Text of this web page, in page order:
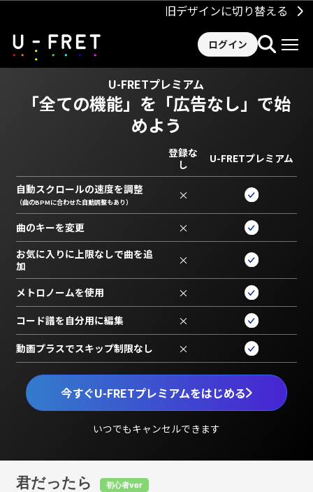
旧デザインに切り替える
ログイン
U-FRETプレミアム
「全ての機能」を 「広告なし」で始
めよう
今すぐU-FRETプレミアムをはじめる
いつでもキャンセルできます
登録な
し
U-FRETプレミアム
自動スクロールの速度を調整
（曲のBPMに合わせた自動調整もあり） ×
曲のキーを変更 ×
お気に入りに上限なしで曲を追
加
×
メトロノームを使用 ×
コード譜を自分用に編集 ×
動画プラスでスキップ制限なし ×
君だったら 初心者ver